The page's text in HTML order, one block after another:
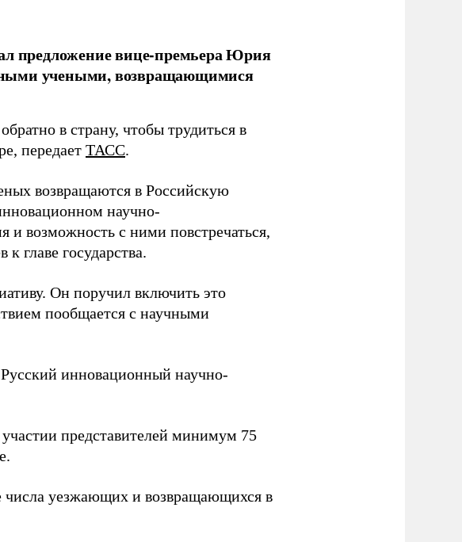
предложение вице-премьера Юрия
учеными, возвращающимися
в страну, чтобы трудиться в
передает ТАСС.
возвращаются в Российскую
научно-
и возможность с ними повстречаться,
главе государства.
Он поручил включить это
пообщается с научными
Русский инновационный научно-
представителей минимум 75
числа уезжающих и возвращающихся в